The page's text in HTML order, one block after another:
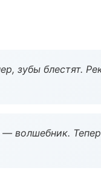
зубы блестят.
— волшебник.